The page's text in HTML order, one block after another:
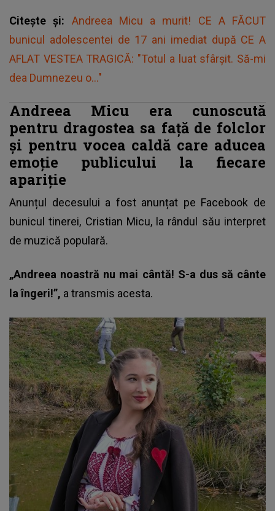
Citește și: Andreea Micu a murit! CE A FĂCUT
bunicul adolescentei de 17 ani imediat după CE A
AFLAT VESTEA TRAGICĂ: "Totul a luat sfârșit. Să-mi
dea Dumnezeu o..."
Andreea Micu era cunoscută
pentru dragostea sa față de folclor
și pentru vocea caldă care aducea
emoție publicului la fiecare
apariție
Anunțul decesului a fost anunțat pe Facebook de
bunicul tinerei, Cristian Micu, la rândul său interpret
de muzică populară.
„Andreea noastră nu mai cântă! S-a dus să cânte
la îngeri!”, a transmis acesta.